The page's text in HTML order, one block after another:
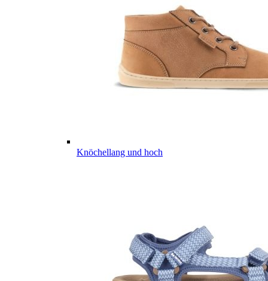
Knöchellang und hoch